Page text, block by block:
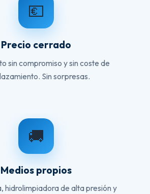
💶
Precio cerrado
sin compromiso y sin coste de
Sin sorpresas.
🚚
Medios propios
hidrolimpiadora de alta presión y